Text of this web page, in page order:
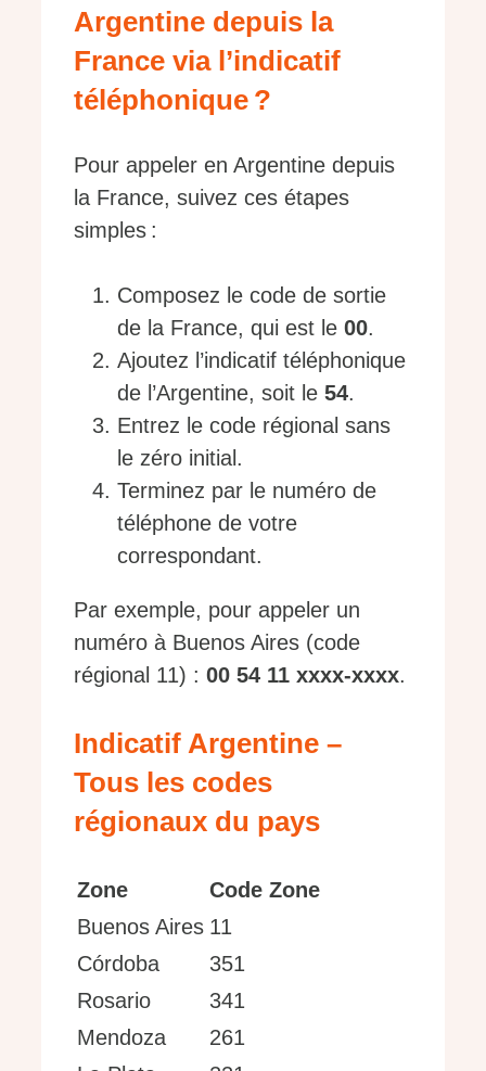
Argentine depuis la
France via l’indicatif
téléphonique ?
Pour appeler en Argentine depuis
la France, suivez ces étapes
simples :
Composez le code de sortie
de la France, qui est le 00.
Ajoutez l’indicatif téléphonique
de l’Argentine, soit le 54.
Entrez le code régional sans
le zéro initial.
Terminez par le numéro de
téléphone de votre
correspondant.
Par exemple, pour appeler un
numéro à Buenos Aires (code
régional 11) : 00 54 11 xxxx-xxxx.
Indicatif Argentine –
Tous les codes
régionaux du pays
Zone
Code Zone
Buenos Aires 11
Córdoba
351
Rosario
341
Mendoza
261